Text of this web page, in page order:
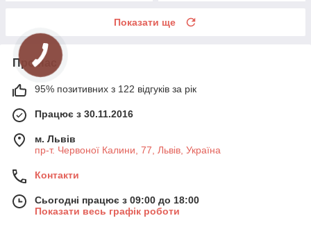
Показати ще
Про нас
95% позитивних з 122 відгуків за рік
Працює з 30.11.2016
м. Львів
пр-т. Червоної Калини, 77, Львів, Україна
Контакти
Сьогодні працює з 09:00 до 18:00
Показати весь графік роботи